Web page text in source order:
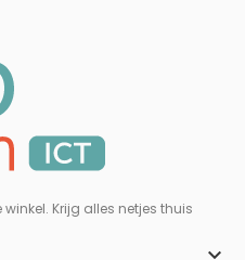
Krijg alles netjes thuis